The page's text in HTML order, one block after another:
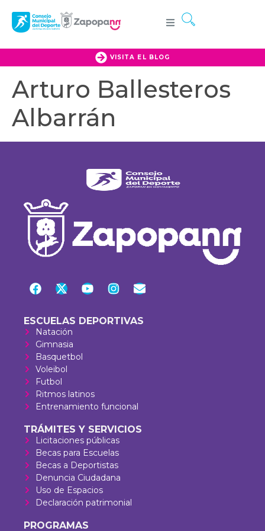
VISITA EL BLOG
Arturo Ballesteros
Albarrán
ESCUELAS DEPORTIVAS
Natación
Gimnasia
Basquetbol
Voleibol
Futbol
Ritmos latinos
Entrenamiento funcional
TRÁMITES Y SERVICIOS
Licitaciones públicas
Becas para Escuelas
Becas a Deportistas
Denuncia Ciudadana
Uso de Espacios
Declaración patrimonial
PROGRAMAS